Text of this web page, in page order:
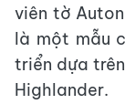
viên tờ
là một mẫu
triển dựa